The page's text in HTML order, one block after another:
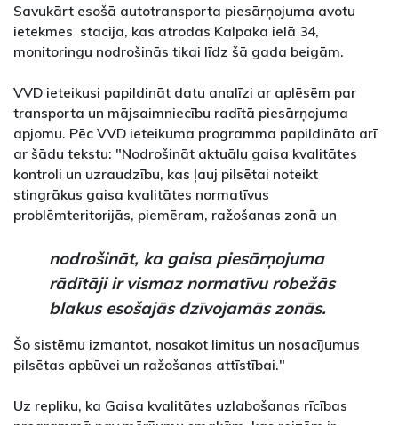
Savukārt esošā autotransporta piesārņojuma avotu
ietekmes stacija, kas atrodas Kalpaka ielā 34,
monitoringu nodrošinās tikai līdz šā gada beigām.
VVD ieteikusi papildināt datu analīzi ar aplēsēm par
transporta un mājsaimniecību radītā piesārņojuma
apjomu. Pēc VVD ieteikuma programma papildināta arī
ar šādu tekstu: "Nodrošināt aktuālu gaisa kvalitātes
kontroli un uzraudzību, kas ļauj pilsētai noteikt
stingrākus gaisa kvalitātes normatīvus
problēmteritorijās, piemēram, ražošanas zonā un
nodrošināt, ka gaisa piesārņojuma
rādītāji ir vismaz normatīvu robežās
blakus esošajās dzīvojamās zonās.
Šo sistēmu izmantot, nosakot limitus un nosacījumus
pilsētas apbūvei un ražošanas attīstībai."
Uz repliku, ka Gaisa kvalitātes uzlabošanas rīcības